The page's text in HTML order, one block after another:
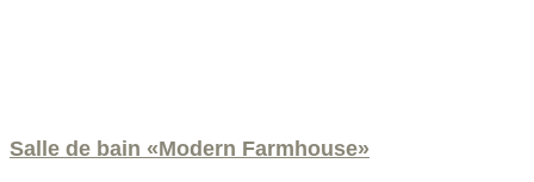
Salle de bain «Modern Farmhouse»